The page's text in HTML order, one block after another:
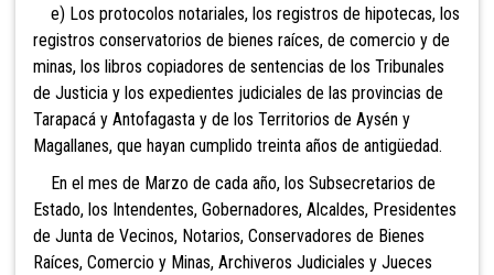
e) Los protocolos notariales, los registros de hipotecas, los
registros conservatorios de bienes raíces, de comercio y de
minas, los libros copiadores de sentencias de los Tribunales
de Justicia y los expedientes judiciales de las provincias de
Tarapacá y Antofagasta y de los Territorios de Aysén y
Magallanes, que hayan cumplido treinta años de antigüedad.
En el mes de Marzo de cada año, los Subsecretarios de
Estado, los Intendentes, Gobernadores, Alcaldes, Presidentes
de Junta de Vecinos, Notarios, Conservadores de Bienes
Raíces, Comercio y Minas, Archiveros Judiciales y Jueces